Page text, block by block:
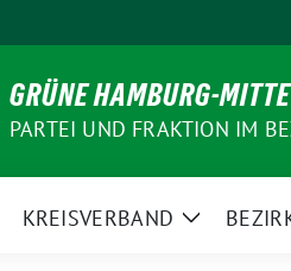
GRÜNE HAMBURG-MITTE
PARTEI UND FRAKTION IM
KREISVERBAND
Zeige